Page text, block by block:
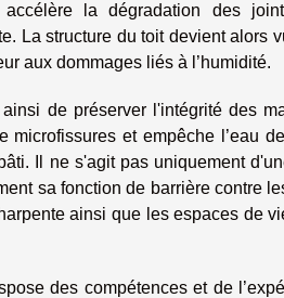
la dégradation des
La structure du toit devient alors
aux dommages liés à l’humidité.
de préserver l'intégrité des
et empêche l’eau
Il ne s'agit pas uniquement
sa fonction de barrière contre
ainsi que les espaces de
des compétences et de